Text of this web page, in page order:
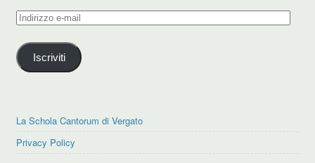
Indirizzo
mail
Iscriviti
La Schola Cantorum di Vergato
Privacy Policy